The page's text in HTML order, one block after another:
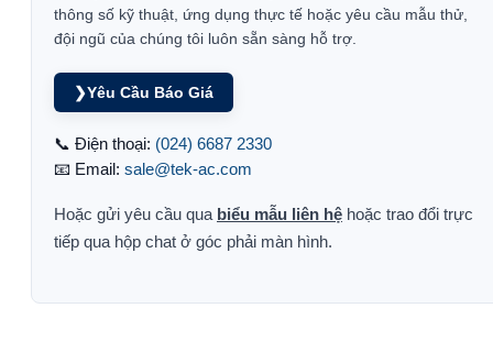
thông số kỹ thuật, ứng dụng thực tế hoặc yêu cầu mẫu thử,
đội ngũ của chúng tôi luôn sẵn sàng hỗ trợ.
❯Yêu Cầu Báo Giá
📞 Điện thoại: (024) 6687 2330
📧 Email: sale@tek-ac.com
Hoặc gửi yêu cầu qua biểu mẫu liên hệ hoặc trao đổi trực
tiếp qua hộp chat ở góc phải màn hình.